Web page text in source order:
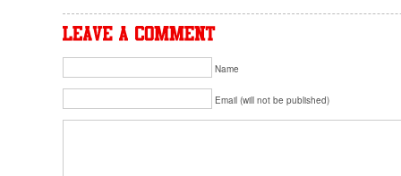
Name
Email (will not be published)